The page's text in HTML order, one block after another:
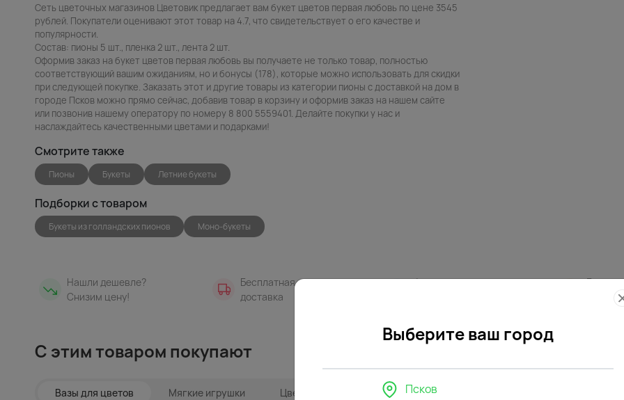
Сеть цветочных магазинов Цветовик предлагает вам букет цветов первая любовь по цене 3545
рублей. Покупатели оценивают этот товар на 4.7, что свидетельствует о его качестве и
популярности.
Состав: пионы 5 шт., пленка 2 шт., лента 2 шт.
Оформив заказ на букет цветов первая любовь вы получаете не только товар, полностью
соответствующий вашим ожиданиям, но и бонусы (178), которые можно использовать для скидки
при следующей покупке. Заказать этот и другие товары из категории пионы с доставкой на дом в
городе Псков можно прямо сейчас, добавив товар в корзину и оформив заказ на нашем сайте
или позвонив нашему оператору по номеру 8 800 5559401. Делайте покупки у нас и
наслаждайтесь качественными цветами и подарками!
Смотрите также
Пионы Букеты Летние букеты
Подборки с товаром
Букеты из голландских пионов Моно-букеты
Нашли дешевле?
Снизим цену!
Бесплатная
доставка
Фото
С этим товаром покупают
Вазы для цветов Мягкие игрушки Цветы в интерьере
Выберите ваш город
Псков